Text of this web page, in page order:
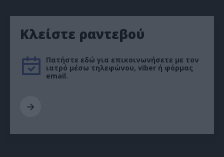
Κλείστε ραντεβού
Πατήστε εδώ για επικοινωνήσετε με τον
ιατρό μέσω τηλεφώνου, viber ή φόρμας
email.